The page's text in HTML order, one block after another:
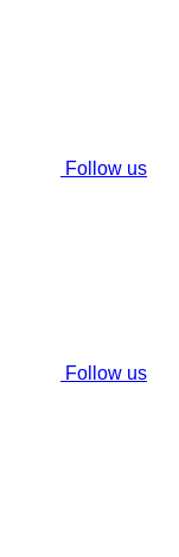
Follow us
Follow us